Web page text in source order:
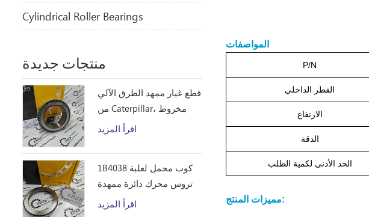
المواصفات
P/N
القطر الداخلي
الارتفاع
الدقة
الحد الأدنى لكمية الطلب
مميزات المنتج:
Cylindrical Roller Bearings
منتجات جديدة
قطع غيار ممهد الطرق الآلي
من Caterpillar، مخروط
محمل أسطواني مخروطي
المحامل
اقرأ المزيد
1B4038 كوب محمل لعلبة
تروس محرك دائرة ممهدة
الطرق
اقرأ المزيد